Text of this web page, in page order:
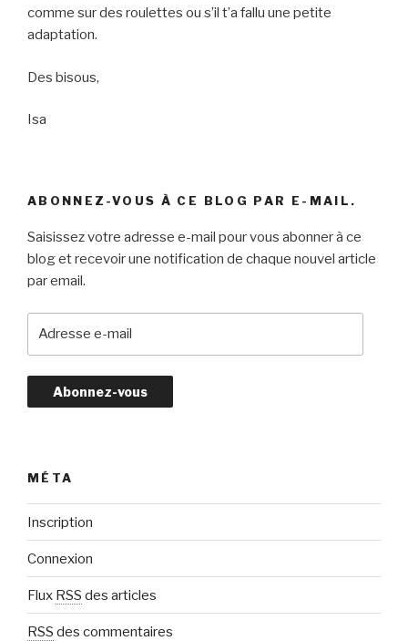
comme sur des roulettes ou s’il t’a fallu une petite
adaptation.
Des bisous,
Isa
ABONNEZ-VOUS À CE BLOG PAR E-MAIL.
Saisissez votre adresse e-mail pour vous abonner à ce
blog et recevoir une notification de chaque nouvel article
par email.
s
e
m
a
i
MÉTA
Inscription
Connexion
Flux RSS des articles
RSS des commentaires